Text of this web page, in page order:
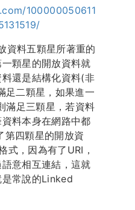
100000050611
資料五顆星所著重的
顆星的開放資料就
還是結構化資料(非
足二顆星，如果進一
滿足三顆星，若資料
料本身在網路中都
第四顆星的開放資
式，因為有了URI，
意相互連結，這就
常說的Linked